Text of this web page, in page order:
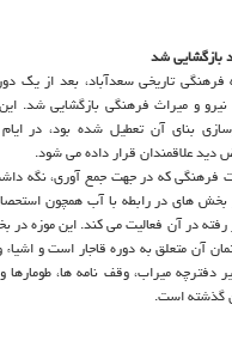
بازگشایی شد
فرهنگی تاریخی سعدآباد، بعد از یک
بنای آن تعطیل شده بود، در ایام
دید علاقمندان قرار داده می شود.
فرهنگی که در جهت جمع آوری، نگه
های در رابطه با آب همچون
رفته در آن فعالیت می کند. این موزه
آن متعلق به دوره قاجار است و اشیاء
دفترچه میراب، وقف نامه ها، طومارها
گذشته است.